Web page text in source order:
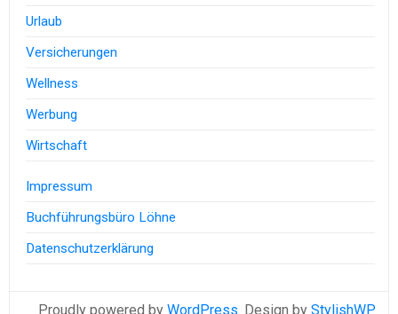
Urlaub
Versicherungen
Wellness
Werbung
Wirtschaft
Impressum
Buchführungsbüro Löhne
Datenschutzerklärung
Proudly powered by WordPress . Design by StylishWP